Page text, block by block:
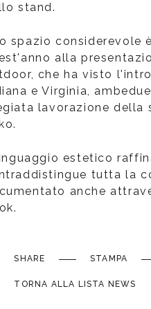
stand.
spazio considerevole
alla
che ha visto
e Virginia,
lavorazione della
estetico
tutta la
anche
SHARE STAMPA
TORNA ALLA LISTA NEWS